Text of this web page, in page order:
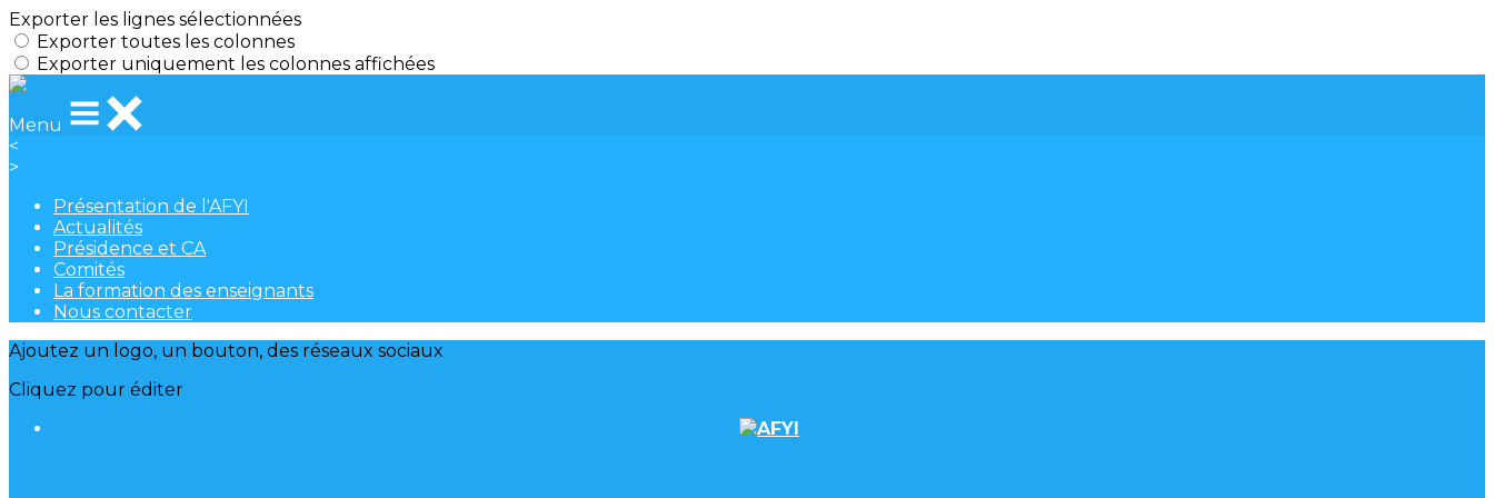
Exporter les lignes sélectionnées
Exporter toutes les colonnes
Exporter uniquement les colonnes affichées
Menu
<
>
Présentation de l'AFYI
Actualités
Présidence et CA
Comités
La formation des enseignants
Nous contacter
Ajoutez un logo, un bouton, des réseaux sociaux
Cliquez pour éditer